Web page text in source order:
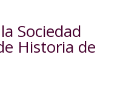
Sociedad
Historia de